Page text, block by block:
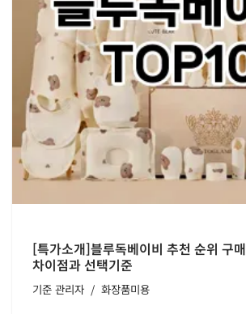
[특가소개]블루독베이비 추천 순위 구
차이점과 선택기준
기준 관리자 화장품미용